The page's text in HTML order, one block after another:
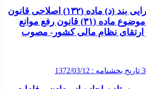
اصلاح آیین­ نامه اجرایی بند (د) ماده (۱۳۲) اصلاحی قانون
مالیاتهای مستقیم موضوع ماده (۳۱) قانون رفع موانع
و ارتقای نظام مالی کشور- مصوب